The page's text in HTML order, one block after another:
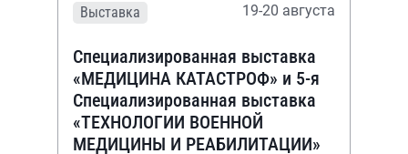
Выставка 19-20 августа
Специализированная выставка
«МЕДИЦИНА КАТАСТРОФ» и 5-я
Специализированная выставка
«ТЕХНОЛОГИИ ВОЕННОЙ
МЕДИЦИНЫ И РЕАБИЛИТАЦИИ»